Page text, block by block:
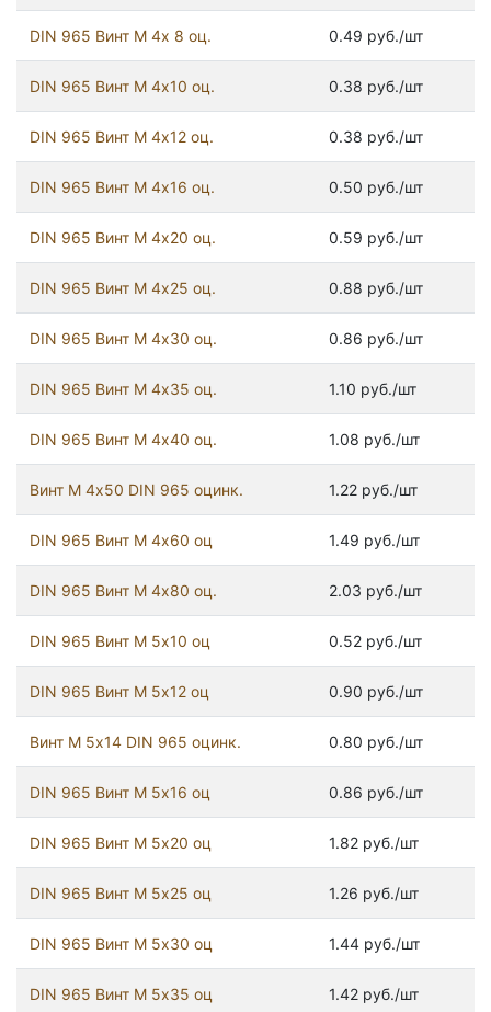
DIN 965 Винт М 4х 8 оц. 0.49 руб./шт
DIN 965 Винт М 4х10 оц. 0.38 руб./шт
DIN 965 Винт М 4х12 оц. 0.38 руб./шт
DIN 965 Винт М 4х16 оц. 0.50 руб./шт
DIN 965 Винт М 4х20 оц. 0.59 руб./шт
DIN 965 Винт М 4х25 оц. 0.88 руб./шт
DIN 965 Винт М 4х30 оц. 0.86 руб./шт
DIN 965 Винт М 4х35 оц. 1.10 руб./шт
DIN 965 Винт М 4х40 оц. 1.08 руб./шт
Винт М 4х50 DIN 965 оцинк. 1.22 руб./шт
DIN 965 Винт М 4х60 оц 1.49 руб./шт
DIN 965 Винт М 4х80 оц. 2.03 руб./шт
DIN 965 Винт М 5х10 оц 0.52 руб./шт
DIN 965 Винт М 5х12 оц 0.90 руб./шт
Винт М 5х14 DIN 965 оцинк. 0.80 руб./шт
DIN 965 Винт М 5х16 оц 0.86 руб./шт
DIN 965 Винт М 5х20 оц 1.82 руб./шт
DIN 965 Винт М 5х25 оц 1.26 руб./шт
DIN 965 Винт М 5х30 оц 1.44 руб./шт
DIN 965 Винт М 5х35 оц 1.42 руб./шт